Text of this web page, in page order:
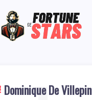
Dominique De Villepin